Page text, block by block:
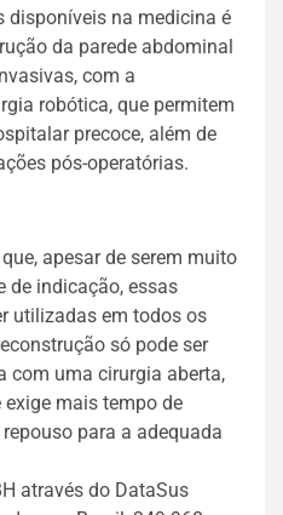
disponíveis na medicina é
da parede abdominal
com a
robótica, que permitem
precoce, além de
pós-operatórias.
apesar de serem muito
de indicação, essas
utilizadas em todos os
só pode ser
com uma cirurgia aberta,
mais tempo de
para a adequada
através do DataSus